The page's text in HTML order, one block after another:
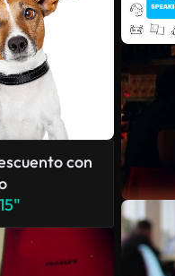
con